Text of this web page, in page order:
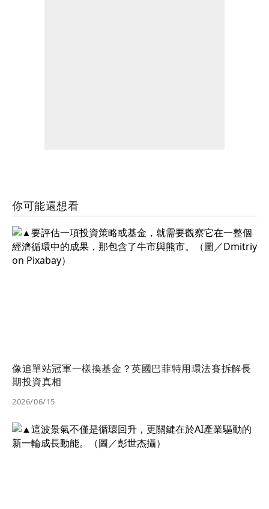
你可能還想看
像追單站冠軍一樣換基金？英國巴菲特用環法賽拆解長
期投資真相
2026/06/15